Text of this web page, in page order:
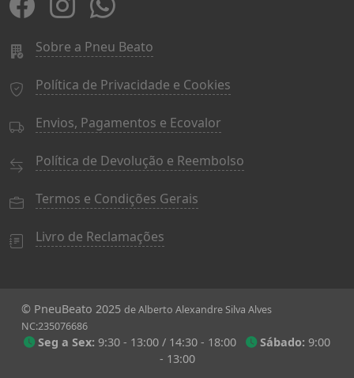
Sobre a Pneu Beato
Política de Privacidade e Cookies
Envios, Pagamentos e Ecovalor
Política de Devolução e Reembolso
Termos e Condições Gerais
Livro de Reclamações
© PneuBeato 2025 de Alberto Alexandre Silva Alves
NC:235076686
Seg a Sex: 9:30 - 13:00 / 14:30 - 18:00 Sábado: 9:00
- 13:00